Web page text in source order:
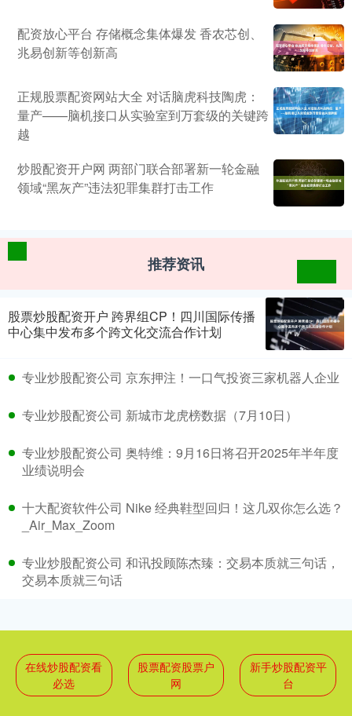
配资放心平台 存储概念集体爆发 香农芯创、
兆易创新等创新高
正规股票配资网站大全 对话脑虎科技陶虎：
量产——脑机接口从实验室到万套级的关键跨
越
炒股配资开户网 两部门联合部署新一轮金融
领域“黑灰产”违法犯罪集群打击工作
推荐资讯
股票炒股配资开户 跨界组CP！四川国际传播
中心集中发布多个跨文化交流合作计划
专业炒股配资公司 京东押注！一口气投资三家机器人企业
专业炒股配资公司 新城市龙虎榜数据（7月10日）
专业炒股配资公司 奥特维：9月16日将召开2025年半年度
业绩说明会
十大配资软件公司 Nike 经典鞋型回归！这几双你怎么选？
_Air_Max_Zoom
专业炒股配资公司 和讯投顾陈杰臻：交易本质就三句话，
交易本质就三句话
在线炒股配资看
必选
股票配资股票户
网
新手炒股配资平
台